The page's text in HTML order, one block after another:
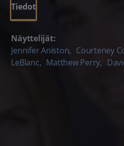
Tiedot
Näyttelijät:
Jennifer Aniston, Courteney
LeBlanc, Matthew Perry,